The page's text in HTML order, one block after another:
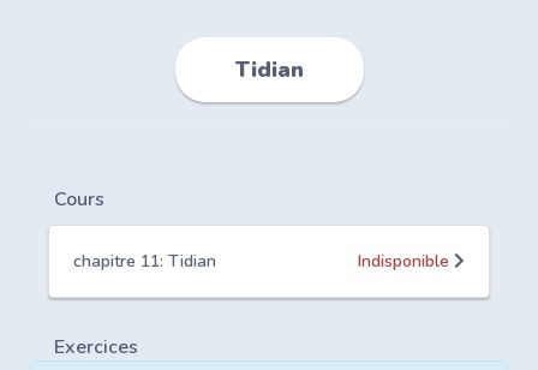
Tidian
Cours
chapitre 11: Tidian Indisponible
Exercices